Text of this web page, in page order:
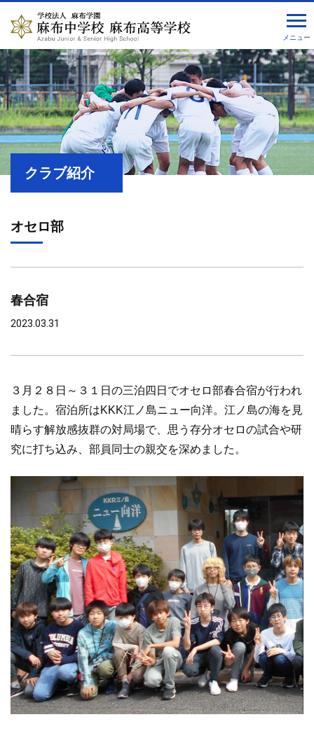
メニュー
クラブ紹介
オセロ部
春合宿
2023.03.31
３月２８日～３１日の三泊四日でオセロ部春合宿が行われ
ました。宿泊所はKKK江ノ島ニュー向洋。江ノ島の海を見
晴らす解放感抜群の対局場で、思う存分オセロの試合や研
究に打ち込み、部員同士の親交を深めました。